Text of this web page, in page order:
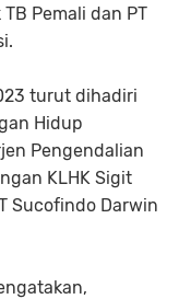
Pemali dan PT
turut dihadiri
Hidup
Pengendalian
KLHK Sigit
Sucofindo Darwin